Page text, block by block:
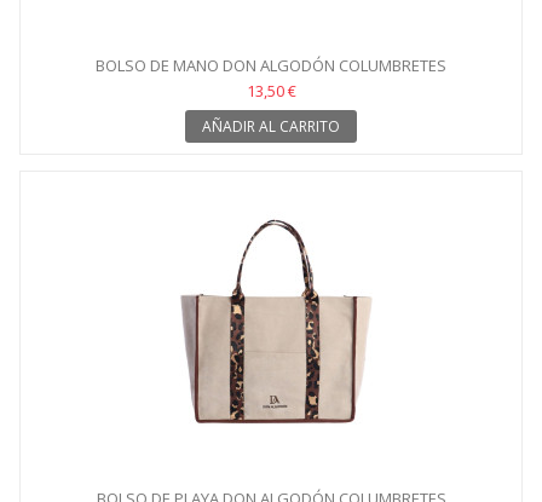
BOLSO DE MANO DON ALGODÓN COLUMBRETES
13,50 €
AÑADIR AL CARRITO